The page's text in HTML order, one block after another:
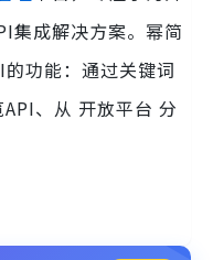
集成解决方案。幂简
功能：通过关键词
、从 开放平台 分